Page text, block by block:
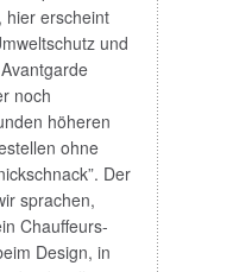
hier erscheint
und
noch
höheren
ohne
Der
sprachen,
Chauffeurs-
Design, in